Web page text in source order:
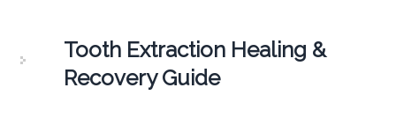
Tooth Extraction Healing &
Recovery Guide